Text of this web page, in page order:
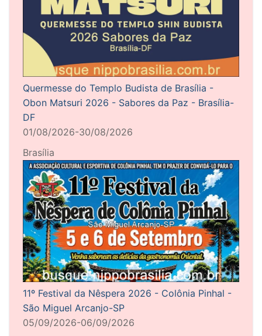
Quermesse do Templo Budista de Brasília -
Obon Matsuri 2026 - Sabores da Paz - Brasília-
DF
01/08/2026-30/08/2026
Brasília
11º Festival da Nêspera 2026 - Colônia Pinhal -
São Miguel Arcanjo-SP
05/09/2026-06/09/2026